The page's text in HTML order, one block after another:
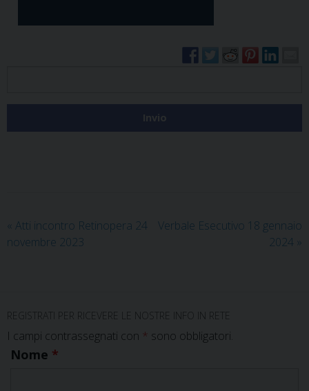
« Atti incontro Retinopera 24
novembre 2023
Verbale Esecutivo 18 gennaio
2024 »
REGISTRATI PER RICEVERE LE NOSTRE INFO IN RETE
I campi contrassegnati con * sono obbligatori.
Nome *